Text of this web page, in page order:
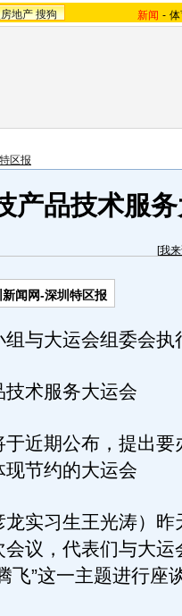
地产 搜狗 新闻 -
区报
产品技术服
[我
闻网-深圳特区报
与大运会组委会执
术服务大运会
近期公布，提出要
节约的大运会
实习生王光涛）昨
议，代表们与大运
飞”这一主题进行座